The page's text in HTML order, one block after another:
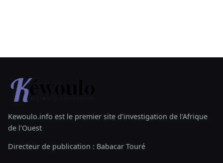
Kewoulo.info est le premier site d'investigation de l'Afrique
de l'Ouest
Directeur de publication : Babacar Touré